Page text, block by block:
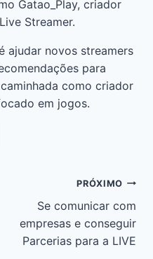
Gatao_Play, criador
Streamer.
ajudar novos streamers
para
como criador
em jogos.
PRÓXIMO
Se comunicar com
empresas e conseguir
Parcerias para a LIVE